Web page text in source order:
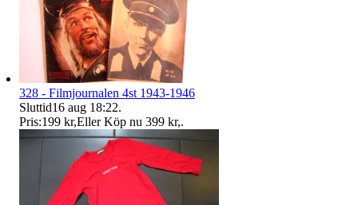
328 - Filmjournalen 4st 1943-1946
Sluttid16 aug 18:22.
Pris:199 kr,Eller Köp nu 399 kr,.